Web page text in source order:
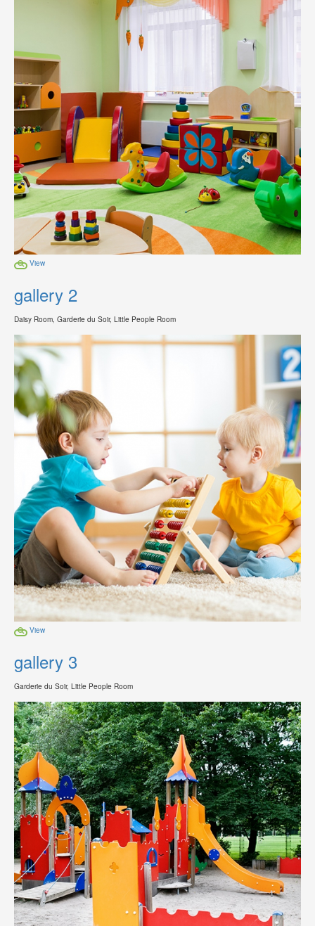
View
gallery 2
Daisy Room, Garderie du Soir, Little People Room
View
gallery 3
Garderie du Soir, Little People Room